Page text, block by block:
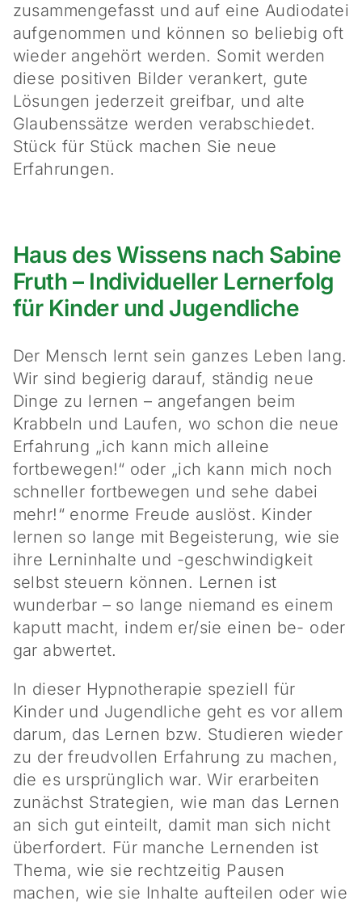
zusammengefasst und auf eine Audiodatei
aufgenommen und können so beliebig oft
wieder angehört werden. Somit werden
diese positiven Bilder verankert, gute
Lösungen jederzeit greifbar, und alte
Glaubenssätze werden verabschiedet.
Stück für Stück machen Sie neue
Erfahrungen.
Haus des Wissens nach Sabine
Fruth – Individueller Lernerfolg
für Kinder und Jugendliche
Der Mensch lernt sein ganzes Leben lang.
Wir sind begierig darauf, ständig neue
Dinge zu lernen – angefangen beim
Krabbeln und Laufen, wo schon die neue
Erfahrung „ich kann mich alleine
fortbewegen!“ oder „ich kann mich noch
schneller fortbewegen und sehe dabei
mehr!“ enorme Freude auslöst. Kinder
lernen so lange mit Begeisterung, wie sie
ihre Lerninhalte und -geschwindigkeit
selbst steuern können. Lernen ist
wunderbar – so lange niemand es einem
kaputt macht, indem er/sie einen be- oder
gar abwertet.
In dieser Hypnotherapie speziell für
Kinder und Jugendliche geht es vor allem
darum, das Lernen bzw. Studieren wieder
zu der freudvollen Erfahrung zu machen,
die es ursprünglich war. Wir erarbeiten
zunächst Strategien, wie man das Lernen
an sich gut einteilt, damit man sich nicht
überfordert. Für manche Lernenden ist
Thema, wie sie rechtzeitig Pausen
machen, wie sie Inhalte aufteilen oder wie